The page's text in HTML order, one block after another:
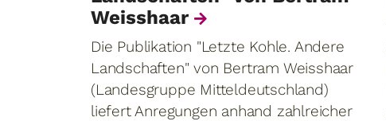
Weisshaar
Die Publikation "Letzte Kohle. Andere
Landschaften" von Bertram Weisshaar
(Landesgruppe Mitteldeutschland)
liefert Anregungen anhand zahlreicher